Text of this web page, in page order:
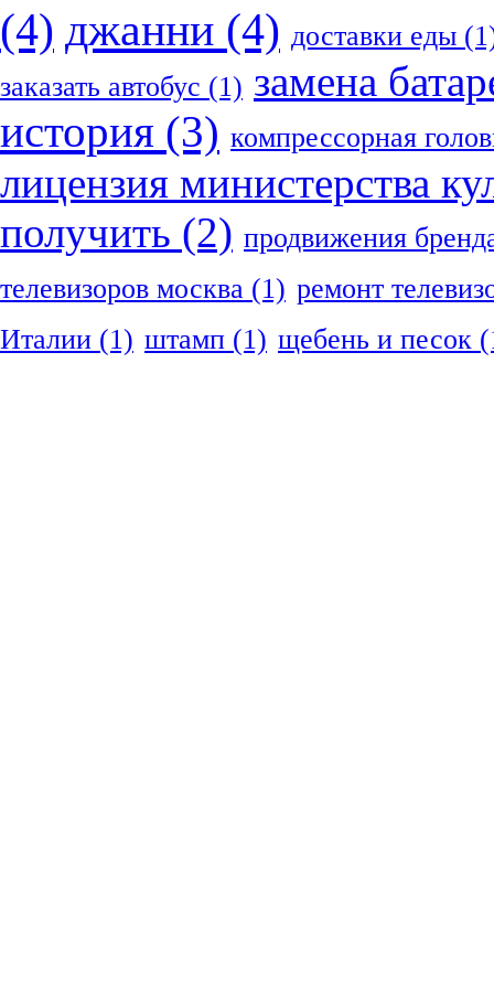
(4) джанни (4) доставки еды
заказать автобус (1) замена
история (3) компрессорная
лицензия министерства
получить (2) продвижения
телевизоров москва (1) ремонт
Италии (1) штамп (1) щебень и песок